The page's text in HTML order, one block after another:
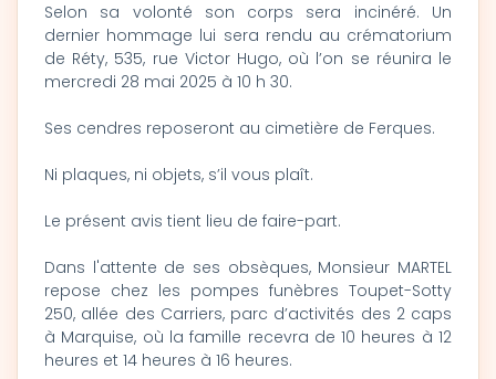
Selon sa volonté son corps sera incinéré. Un
dernier hommage lui sera rendu au crématorium
de Réty, 535, rue Victor Hugo, où l’on se réunira le
mercredi 28 mai 2025 à 10 h 30.
Ses cendres reposeront au cimetière de Ferques.
Ni plaques, ni objets, s’il vous plaît.
Le présent avis tient lieu de faire-part.
Dans l'attente de ses obsèques, Monsieur MARTEL
repose chez les pompes funèbres Toupet-Sotty
250, allée des Carriers, parc d’activités des 2 caps
à Marquise, où la famille recevra de 10 heures à 12
heures et 14 heures à 16 heures.